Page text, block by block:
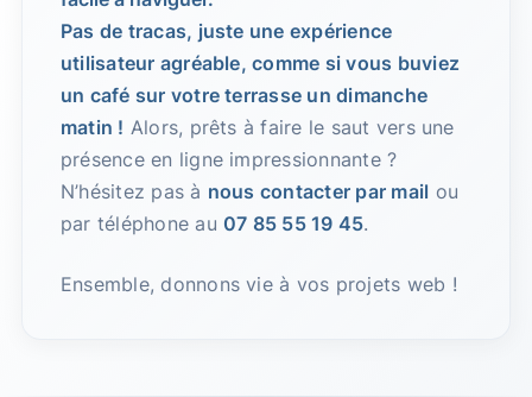
Pas de tracas, juste une expérience
utilisateur agréable, comme si vous buviez
un café sur votre terrasse un dimanche
matin ! Alors, prêts à faire le saut vers une
présence en ligne impressionnante ?
N’hésitez pas à nous contacter par mail ou
par téléphone au 07 85 55 19 45.
Ensemble, donnons vie à vos projets web !